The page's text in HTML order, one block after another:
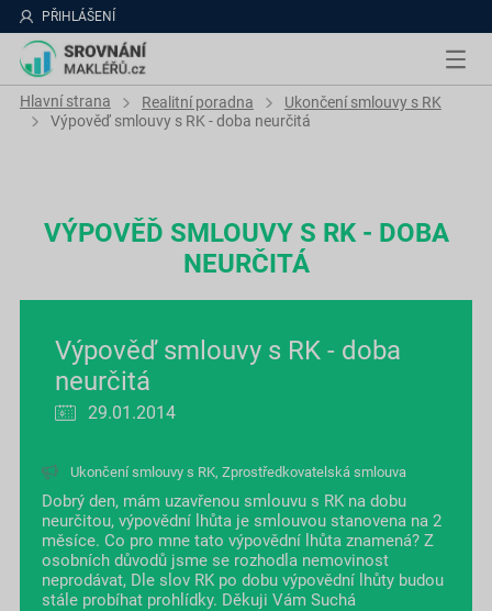
PŘIHLÁŠENÍ
Hlavní strana Realitní poradna
Ukončení smlouvy s RK
Výpověď smlouvy s RK - doba neurčitá
VÝPOVĚĎ SMLOUVY S RK - DOBA
NEURČITÁ
Výpověď smlouvy s RK - doba
neurčitá
29.01.2014
Ukončení smlouvy s RK, Zprostředkovatelská smlouva
Dobrý den, mám uzavřenou smlouvu s RK na dobu
neurčitou, výpovědní lhůta je smlouvou stanovena na 2
měsíce. Co pro mne tato výpovědní lhůta znamená? Z
osobních důvodů jsme se rozhodla nemovinost
neprodávat, Dle slov RK po dobu výpovědní lhůty budou
stále probíhat prohlídky. Děkuji Vám Suchá